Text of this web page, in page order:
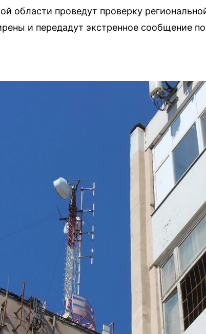
области проведут проверку
и передадут экстренное сообщение